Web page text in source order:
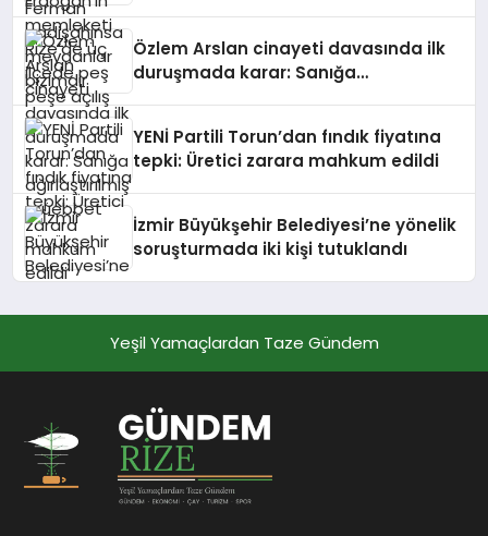
Özlem Arslan cinayeti davasında ilk
duruşmada karar: Sanığa
YENİ Partili Torun’dan fındık fiyatına
tepki: Üretici zarara mahkum edildi
İzmir Büyükşehir Belediyesi’ne yönelik
soruşturmada iki kişi tutuklandı
Yeşil Yamaçlardan Taze Gündem